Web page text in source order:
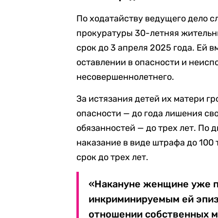
По ходатайству ведущего дело
прокуратуры 30-летняя
срок до 3 апреля 2025 года. Ей
оставлении в опасности и
несовершеннолетнего.
За истязания детей их матери
опасности — до года лишения
обязанностей — до трех лет. По
наказание в виде штрафа до
срок до трех лет.
«Накануне женщине уже
инкриминируемым ей
отношении собственных